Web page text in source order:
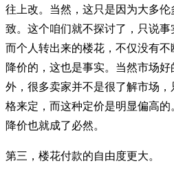
往上改。当然，这只是因为大多
致。这个咱们就不探讨了，只说事
而个人转出来的楼花，不仅没有
降价的，这也是事实。当然市场
外，很多卖家并不是很了解市场
格来定，而这种定价是明显偏高的
降价也就成了必然。
第三，楼花付款的自由度更大。